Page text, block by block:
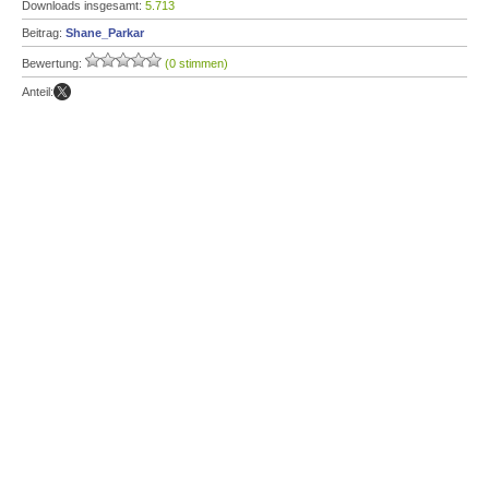
Downloads insgesamt: 5.713
Beitrag: Shane_Parkar
Bewertung: (0 stimmen)
Anteil: